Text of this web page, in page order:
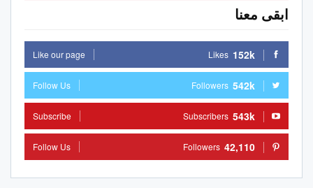
ابقى معنا
152k
Likes
Like our page
542k
Followers
Follow Us
543k
Subscribers
Subscribe
42,110
Followers
Follow Us